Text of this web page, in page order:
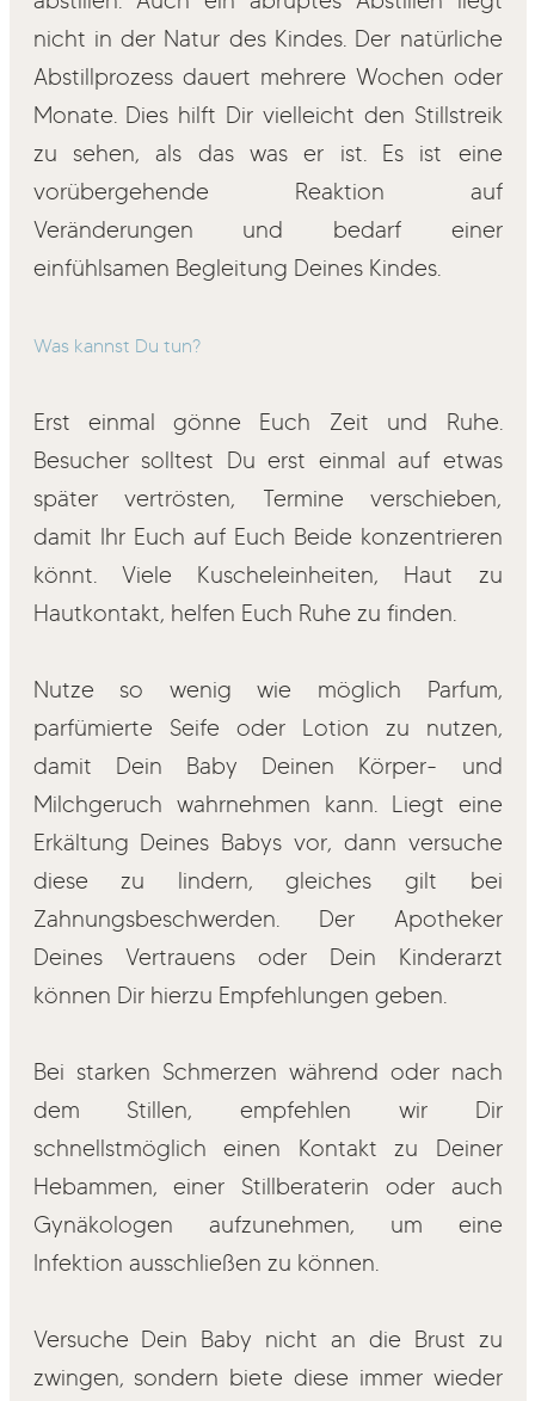
nicht in der Natur des Kindes. Der natürliche
Abstillprozess dauert mehrere Wochen oder
Monate. Dies hilft Dir vielleicht den Stillstreik
zu sehen, als das was er ist. Es ist eine
vorübergehende Reaktion auf
Veränderungen und bedarf einer
einfühlsamen Begleitung Deines Kindes.
Was kannst Du tun?
Erst einmal gönne Euch Zeit und Ruhe.
Besucher solltest Du erst einmal auf etwas
später vertrösten, Termine verschieben,
damit Ihr Euch auf Euch Beide konzentrieren
könnt. Viele Kuscheleinheiten, Haut zu
Hautkontakt, helfen Euch Ruhe zu finden.
Nutze so wenig wie möglich Parfum,
parfümierte Seife oder Lotion zu nutzen,
damit Dein Baby Deinen Körper- und
Milchgeruch wahrnehmen kann. Liegt eine
Erkältung Deines Babys vor, dann versuche
diese zu lindern, gleiches gilt bei
Zahnungsbeschwerden. Der Apotheker
Deines Vertrauens oder Dein Kinderarzt
können Dir hierzu Empfehlungen geben.
Bei starken Schmerzen während oder nach
dem Stillen, empfehlen wir Dir
schnellstmöglich einen Kontakt zu Deiner
Hebammen, einer Stillberaterin oder auch
Gynäkologen aufzunehmen, um eine
Infektion ausschließen zu können.
Versuche Dein Baby nicht an die Brust zu
zwingen, sondern biete diese immer wieder